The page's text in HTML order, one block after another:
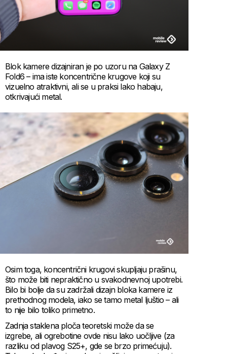
Blok kamere dizajniran je po uzoru na Galaxy Z
Fold6 – ima iste koncentrične krugove koji su
vizuelno atraktivni, ali se u praksi lako habaju,
otkrivajući metal.
Osim toga, koncentrični krugovi skupljaju prašinu,
što može biti nepraktično u svakodnevnoj upotrebi.
Bilo bi bolje da su zadržali dizajn bloka kamere iz
prethodnog modela, iako se tamo metal ljuštio – ali
to nije bilo toliko primetno.
Zadnja staklena ploča teoretski može da se
izgrebe, ali ogrebotine ovde nisu lako uočljive (za
razliku od plavog S25+, gde se brzo primećuju).